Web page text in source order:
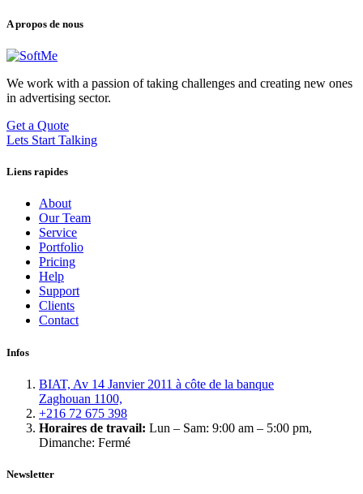
A propos de nous
We work with a passion of taking challenges and creating new ones
in advertising sector.
Get a Quote
Lets Start Talking
Liens rapides
About
Our Team
Service
Portfolio
Pricing
Help
Support
Clients
Contact
Infos
BIAT, Av 14 Janvier 2011 à côte de la banque
Zaghouan 1100,
+216 72 675 398
Horaires de travail: Lun – Sam: 9:00 am – 5:00 pm,
Dimanche: Fermé
Newsletter